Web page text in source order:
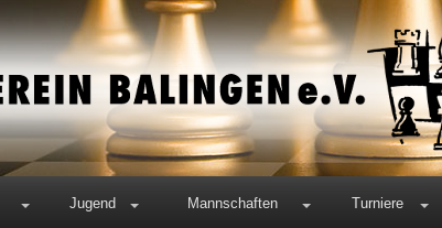
Jugend Mannschaften Turniere